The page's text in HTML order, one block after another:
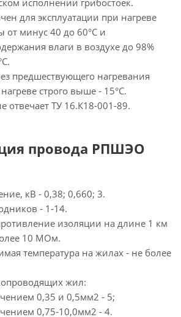
исполнении грибостоек.
для эксплуатации при нагреве
от минус 40 до 60°С и
влаги в воздухе до 98%
предшествующего нагревания
строго выше - 15°С.
отвечает ТУ 16.К18-001-89.
провода РПШЭО
кВ - 0,38; 0,660; 3.
- 1-14.
изоляции на длине 1 км
10 МОм.
температура на жилах - не более
жил:
0,35 и 0,5мм2 - 5;
0,75-10,0мм2 - 4.